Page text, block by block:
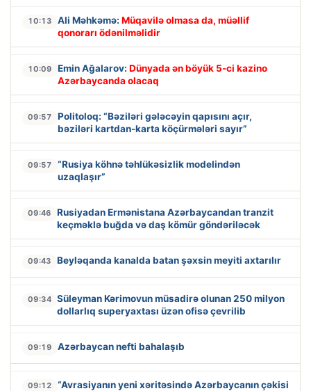
10:13 Ali Məhkəmə: Müqavilə olmasa da, müəllif
qonorarı ödənilməlidir
10:09 Emin Ağalarov: Dünyada ən böyük 5-ci kazino
Azərbaycanda olacaq
09:57
Politoloq: “Bəziləri gələcəyin qapısını açır,
bəziləri kartdan-karta köçürmələri sayır”
09:57
“Rusiya köhnə təhlükəsizlik modelindən
uzaqlaşır”
09:46
Rusiyadan Ermənistana Azərbaycandan tranzit
keçməklə buğda və daş kömür göndəriləcək
09:43 Beyləqanda kanalda batan şəxsin meyiti axtarılır
09:34 Süleyman Kərimovun müsadirə olunan 250 milyon
dollarlıq superyaxtası üzən ofisə çevrilib
09:19 Azərbaycan nefti bahalaşıb
09:12
“Avrasiyanın yeni xəritəsində Azərbaycanın çəkisi